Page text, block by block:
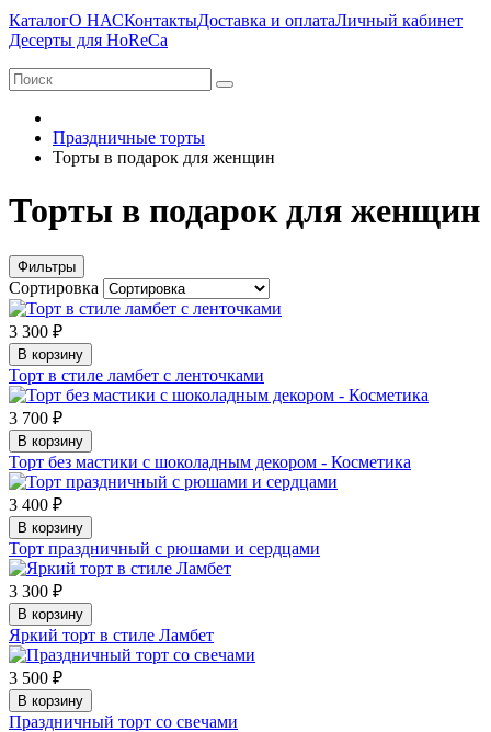
КаталогО НАСКонтактыДоставка и оплатаЛичный кабинет
Десерты для HoReCa
Праздничные торты
Торты в подарок для женщин
Торты в подарок для женщин
Фильтры
Сортировка
3 300 ₽
В корзину
Торт в стиле ламбет с ленточками
3 700 ₽
В корзину
Торт без мастики с шоколадным декором - Косметика
3 400 ₽
В корзину
Торт праздничный с рюшами и сердцами
3 300 ₽
В корзину
Яркий торт в стиле Ламбет
3 500 ₽
В корзину
Праздничный торт со свечами